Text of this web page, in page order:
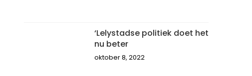
‘Lelystadse politiek doet het
nu beter
oktober 8, 2022